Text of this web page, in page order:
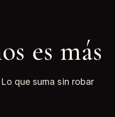
es más
que suma sin robar